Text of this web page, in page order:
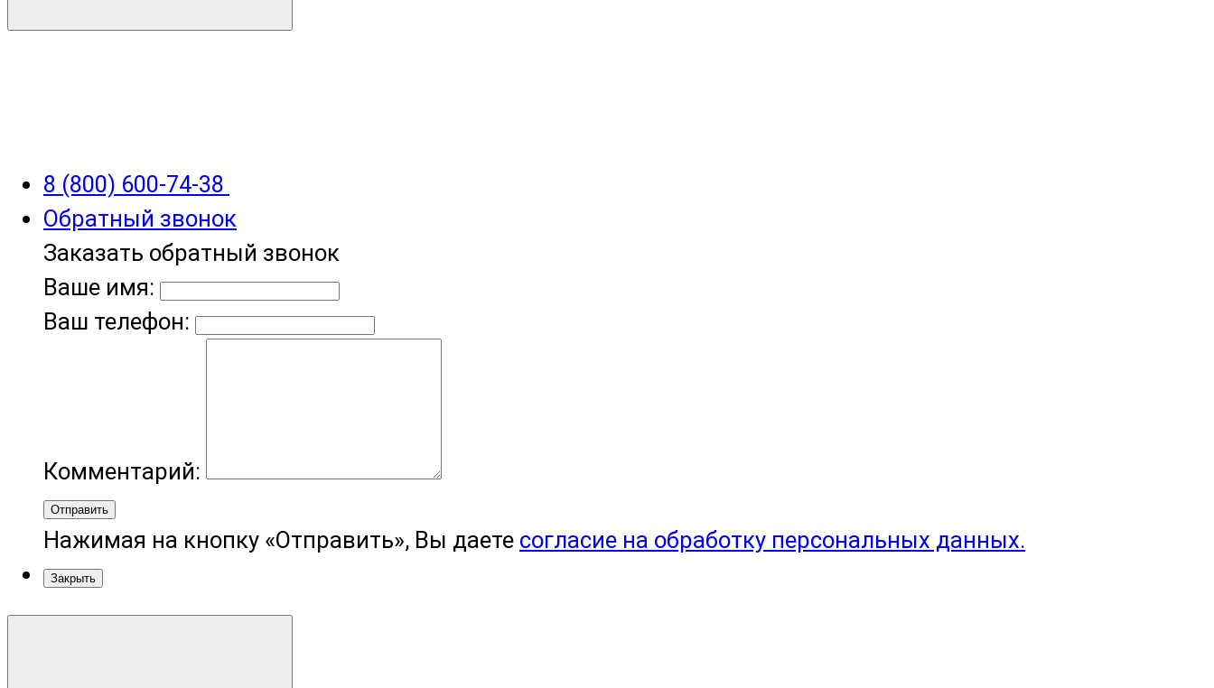
8 (800) 600-74-38
Обратный звонок
Заказать обратный звонок
Ваше имя:
Ваш телефон:
Комментарий:
Отправить
Нажимая на кнопку «Отправить», Вы даете согласие на обработку персональных данных.
Закрыть